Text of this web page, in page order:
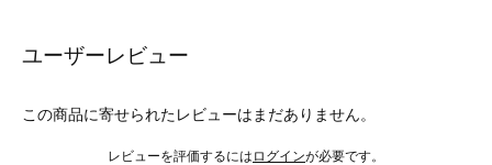
ユーザーレビュー
この商品に寄せられたレビューはまだありません。
レビューを評価するには ログインが必要です。